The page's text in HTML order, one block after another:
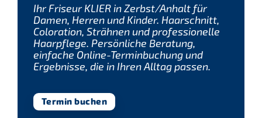
Ihr Friseur KLIER in Zerbst/Anhalt für
Damen, Herren und Kinder. Haarschnitt,
Coloration, Strähnen und professionelle
Haarpflege. Persönliche Beratung,
einfache Online-Terminbuchung und
Ergebnisse, die in Ihren Alltag passen.
Termin buchen